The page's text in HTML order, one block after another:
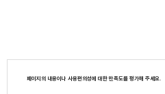
페이지의 내용이나 사용편의성에 대한 만족도를 평가해 주세요.